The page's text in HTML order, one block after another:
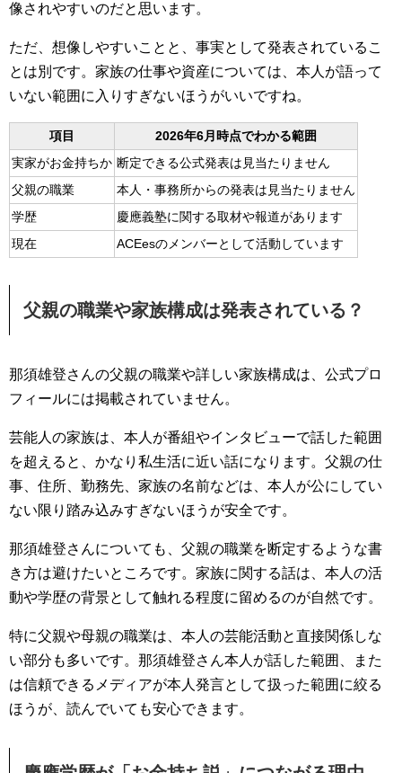
像されやすいのだと思います。
ただ、想像しやすいことと、事実として発表されているこ
とは別です。家族の仕事や資産については、本人が語って
いない範囲に入りすぎないほうがいいですね。
項目
2026年6月時点でわかる範囲
実家がお金持ちか 断定できる公式発表は見当たりません
父親の職業
本人・事務所からの発表は見当たりません
学歴
慶應義塾に関する取材や報道があります
現在
ACEesのメンバーとして活動しています
父親の職業や家族構成は発表されている？
那須雄登さんの父親の職業や詳しい家族構成は、公式プロ
フィールには掲載されていません。
芸能人の家族は、本人が番組やインタビューで話した範囲
を超えると、かなり私生活に近い話になります。父親の仕
事、住所、勤務先、家族の名前などは、本人が公にしてい
ない限り踏み込みすぎないほうが安全です。
那須雄登さんについても、父親の職業を断定するような書
き方は避けたいところです。家族に関する話は、本人の活
動や学歴の背景として触れる程度に留めるのが自然です。
特に父親や母親の職業は、本人の芸能活動と直接関係しな
い部分も多いです。那須雄登さん本人が話した範囲、また
は信頼できるメディアが本人発言として扱った範囲に絞る
ほうが、読んでいても安心できます。